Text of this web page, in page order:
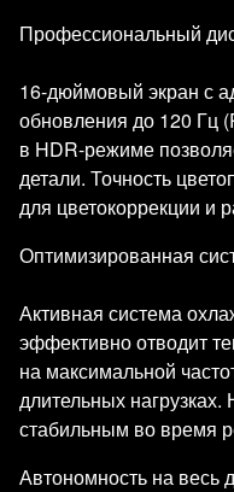
Профессиональный
16-дюймовый экран с
обновления до 120 Гц
в HDR-режиме
детали. Точность
для цветокоррекции и
Оптимизированная
Активная система
эффективно отводит
на максимальной
длительных
стабильным во время
Автономность на весь